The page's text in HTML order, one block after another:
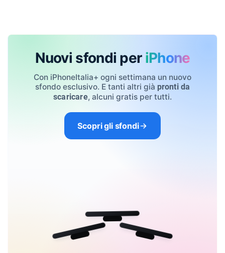
Nuovi sfondi per iPhone
Con iPhoneItalia+ ogni settimana un nuovo
sfondo esclusivo. E tanti altri già pronti da
scaricare, alcuni gratis per tutti.
Scopri gli sfondi